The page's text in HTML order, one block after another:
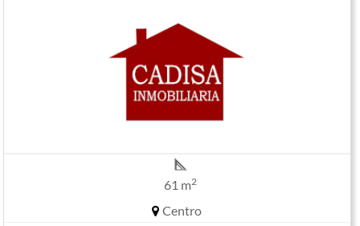
61 m2
Centro